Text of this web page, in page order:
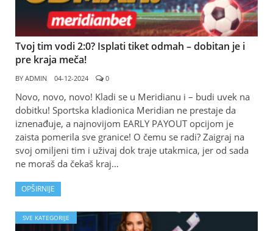
Tvoj tim vodi 2:0? Isplati tiket odmah – dobitan je i
pre kraja meča!
BY ADMIN 04-12-2024 0
Novo, novo, novo! Kladi se u Meridianu i – budi uvek na
dobitku! Sportska kladionica Meridian ne prestaje da
iznenađuje, a najnovijom EARLY PAYOUT opcijom je
zaista pomerila sve granice! O čemu se radi? Zaigraj na
svoj omiljeni tim i uživaj dok traje utakmica, jer od sada
ne moraš da čekaš kraj…
OPŠIRNIJE
SVE KATEGORIJE